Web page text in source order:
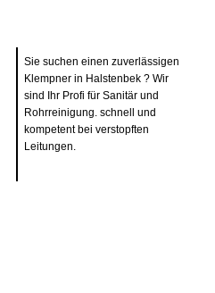
Sie suchen einen zuverlässigen
Klempner in Halstenbek ? Wir
sind Ihr Profi für Sanitär und
Rohrreinigung. schnell und
kompetent bei verstopften
Leitungen.